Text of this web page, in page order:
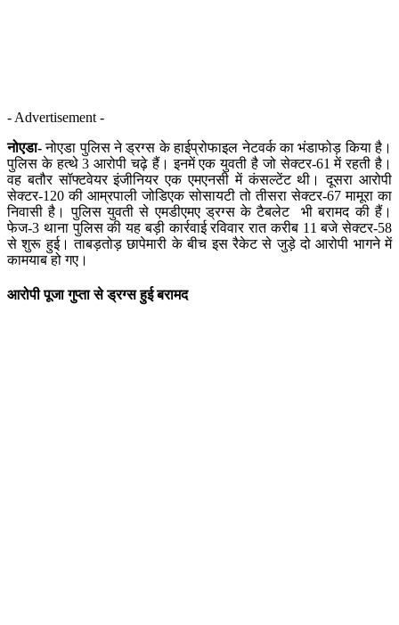
- Advertisement -
नोएडा-नोएडा पुलिस ने ड्रग्स के हाईप्रोफाइल नेटवर्क का भंडाफोड़ किया है।
पुलिस के हत्थे 3 आरोपी चढ़े हैं। इनमें एक युवती है जो सेक्टर-61 में रहती है।
वह बतौर सॉफ्टवेयर इंजीनियर एक एमएनसी में कंसल्टेंट थी। दूसरा आरोपी
सेक्टर-120 की आम्रपाली जोडिएक सोसायटी तो तीसरा सेक्टर-67 मामूरा का
निवासी है। पुलिस युवती से एमडीएमए ड्रग्स के टैबलेट भी बरामद की हैं।
फेज-3 थाना पुलिस की यह बड़ी कार्रवाई रविवार रात करीब 11 बजे सेक्टर-58
से शुरू हुई। ताबड़तोड़ छापेमारी के बीच इस रैकेट से जुड़े दो आरोपी भागने में
कामयाब हो गए।
आरोपी पूजा गुप्ता से ड्रग्स हुई बरामद